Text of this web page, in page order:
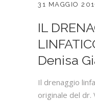
31 MAGGIO
IL
Denisa
Il drenaggio
originale del dr.